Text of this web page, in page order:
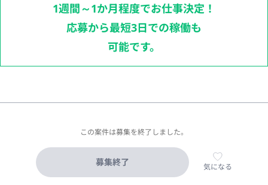
1週間～1か月程度でお仕事決定！
応募から最短3日での稼働も
可能です。
この案件は募集を終了しました。
募集終了 気になる